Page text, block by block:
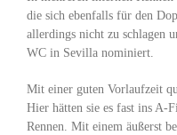
die sich ebenfalls für den
allerdings nicht zu schlagen
WC in Sevilla nominiert.
Mit einer guten Vorlaufzeit
Hier hätten sie es fast ins A-
Rennen. Mit einem äußerst